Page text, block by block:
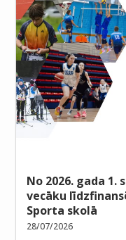
No 2026. gada
vecāku
Sporta skolā
28/07/2026